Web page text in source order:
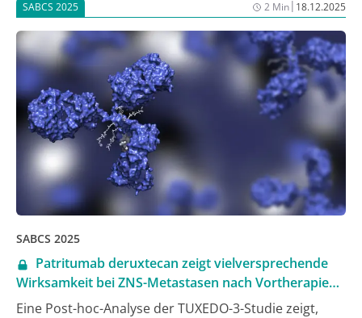
möglicherweise Eingang in die Therapiealgorithmen
finden werden. Er konnte selbst beim SABCS-
Kongress eine Arbeit zur Versorgungsforschung
vorstellen, die vom BNGO initiiert und durchgeführt
wurde. Den ausführlichen Bericht dazu finden Sie im
Anschluss an diesen Text.
SABCS 2025 2 Min| 18.12.2025
SABCS 2025
Patritumab deruxtecan zeigt vielversprechende
Wirksamkeit bei ZNS-Metastasen nach Vortherapie
mit T-DXd
Eine Post-hoc-Analyse der TUXEDO-3-Studie zeigt,